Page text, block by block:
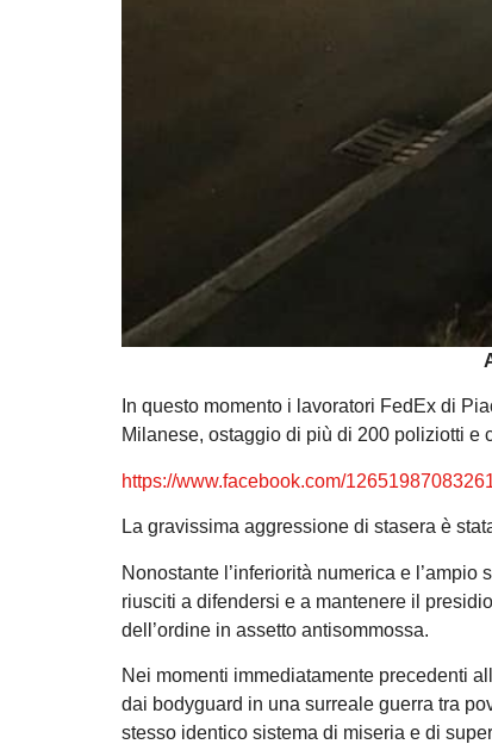
In questo momento i lavoratori FedEx di
Milanese, ostaggio di più di 200 poliziotti e
https://www.facebook.com/
La gravissima aggressione di stasera è
Nonostante l’inferiorità numerica e
riusciti a difendersi e a mantenere il
dell’ordine in assetto antisommossa.
Nei momenti immediatamente precedenti
dai bodyguard in una surreale guerra tra
stesso identico sistema di miseria e di